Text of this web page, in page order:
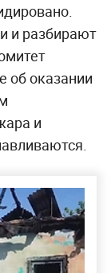
и разбирают
об оказании
и